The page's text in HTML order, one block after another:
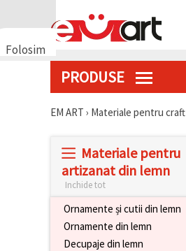
Folosim
PRODUSE
EM ART › Materiale pentru craft
Materiale pentru
artizanat din lemn
Inchide tot
Ornamente și cutii din lemn
Ornamente din lemn
Decupaje din lemn